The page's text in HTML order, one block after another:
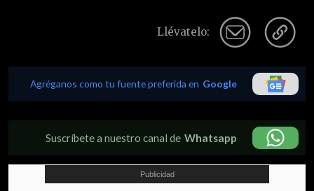
Llévatelo:
Agréganos como tu fuente preferida en Google
Suscríbete a nuestro canal de Whatsapp